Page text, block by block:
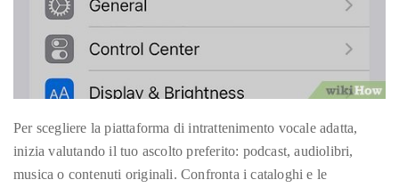
Per scegliere la piattaforma di intrattenimento vocale adatta,
inizia valutando il tuo ascolto preferito: podcast, audiolibri,
musica o contenuti originali. Confronta i cataloghi e le